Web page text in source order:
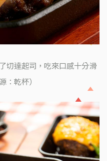
切達起司，吃來口感十分滑
：乾杯）